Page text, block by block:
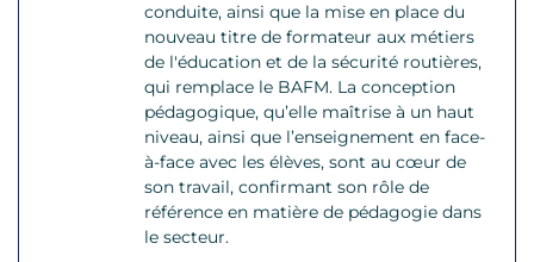
conduite, ainsi que la mise en place du
nouveau titre de formateur aux métiers
de l'éducation et de la sécurité routières,
qui remplace le BAFM. La conception
pédagogique, qu’elle maîtrise à un haut
niveau, ainsi que l’enseignement en face-
à-face avec les élèves, sont au cœur de
son travail, confirmant son rôle de
référence en matière de pédagogie dans
le secteur.